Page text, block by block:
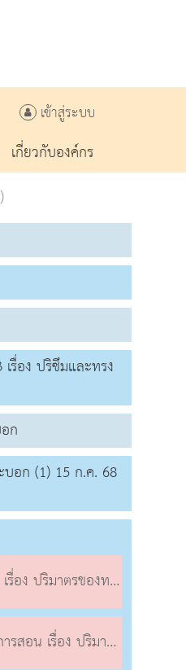
เข้าสู่ระบบ
เกี่ยวกับองค์กร
รื่อง ปริซึมและทรง
ก
บอก (1) 15 ก.ค. 68
าตรของทรงกระบอก (1)
ริมาตรของทรงกระบอก (1)